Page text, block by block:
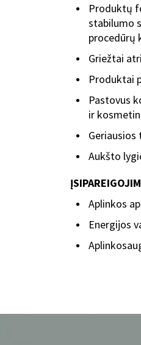
Produktų
stabilumo
procedūrų
Griežtai
Produktai
Pastovus
ir
Aukšto
Aplinkos
Energijos